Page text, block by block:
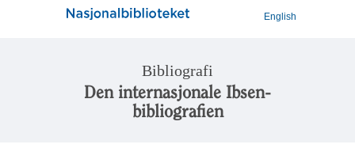
English
Bibliografi
Den internasjonale Ibsen-
bibliografien